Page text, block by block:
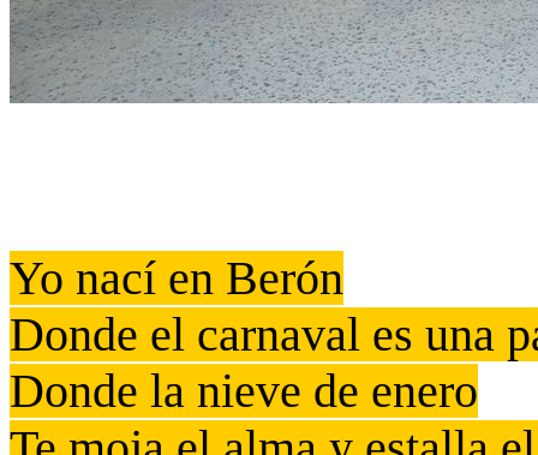
Yo nací en Berón
Donde el carnaval es una
Donde la nieve de enero